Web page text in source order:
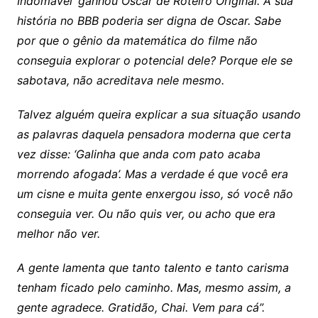
história no BBB poderia ser digna de Oscar. Sabe
por que o gênio da matemática do filme não
conseguia explorar o potencial dele? Porque ele se
sabotava, não acreditava nele mesmo.
Talvez alguém queira explicar a sua situação usando
as palavras daquela pensadora moderna que certa
vez disse: ‘Galinha que anda com pato acaba
morrendo afogada’. Mas a verdade é que você era
um cisne e muita gente enxergou isso, só você não
conseguia ver. Ou não quis ver, ou acho que era
melhor não ver.
A gente lamenta que tanto talento e tanto carisma
tenham ficado pelo caminho. Mas, mesmo assim, a
gente agradece. Gratidão, Chai. Vem para cá”.